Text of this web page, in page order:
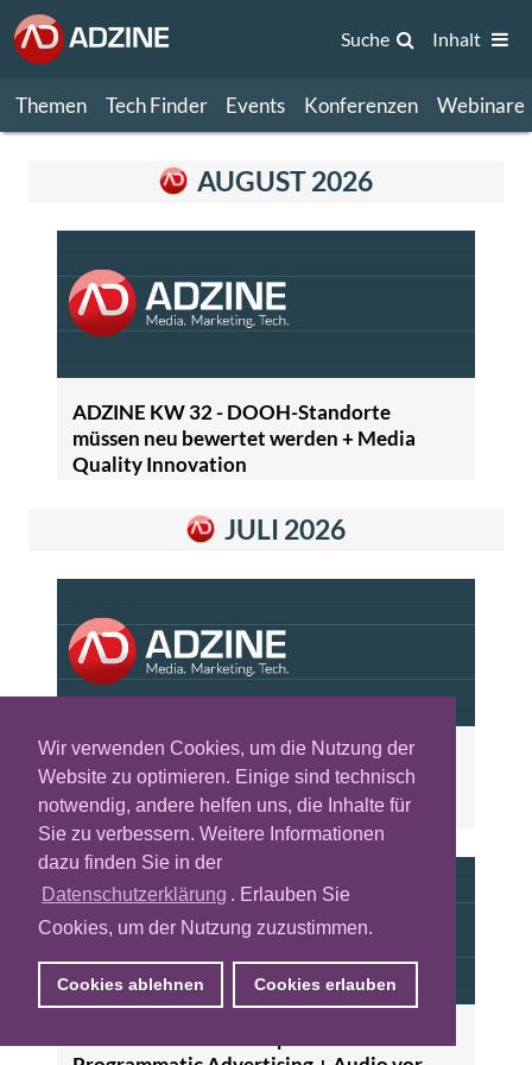
Wir verwenden Cookies, um die Nutzung der
Website zu optimieren. Einige sind technisch
notwendig, andere helfen uns, die Inhalte für
Sie zu verbessern. Weitere Informationen
dazu finden Sie in der
Datenschutzerklärung . Erlauben Sie
Cookies, um der Nutzung zuzustimmen.
Cookies ablehnen Cookies erlauben
Themen Tech Finder Events Konferenzen Webinare
Suche Inhalt
AUGUST 2026
ADZINE KW 32 - DOOH-Standorte
müssen neu bewertet werden + Media
Quality Innovation
JULI 2026
ADZINE KW 31 - Publisher müssen Video-
Distribution neu sortieren+ Performance-
Chance dank KI-Werbung